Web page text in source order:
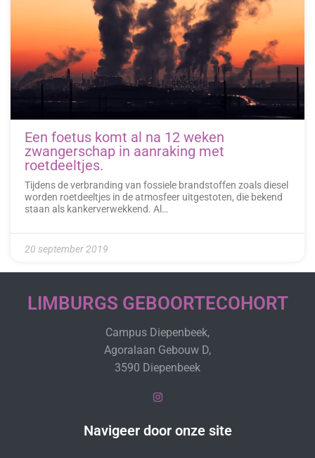
Een foetus komt al na 12 weken
zwangerschap in aanraking met
roetdeeltjes.
Tijdens de verbranding van fossiele brandstoffen zoals diesel
worden roetdeeltjes in de atmosfeer uitgestoten, die bekend
staan als kankerverwekkend. Al…
20 september 2019
LIMBURGS GEBOORTECOHORT
Campus Diepenbeek,
Agoralaan Gebouw D,
3590 Diepenbeek
Navigeer door onze site